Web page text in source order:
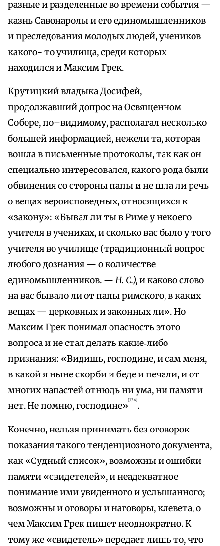
разные и разделенные во времени события —
казнь Савонаролы и его единомышленников
и преследования молодых людей, учеников
какого- то училища, среди которых
находился и Максим Грек.
Крутицкий владыка Досифей,
продолжавший допрос на Освященном
Соборе, по–видимому, располагал несколько
большей информацией, нежели та, которая
вошла в письменные протоколы, так как он
специально интересовался, какого рода были
обвинения со стороны папы и не шла ли речь
о вещах вероисповедных, относящихся к
«закону»: «Бывал ли ты в Риме у некоего
учителя в учениках, и сколько вас было у того
учителя во училище (традиционный вопрос
любого дознания — о количестве
единомышленников. — Н. С.), и каково слово
на вас бывало ли от папы римского, в каких
вещах — церковных и законных ли». Но
Максим Грек понимал опасность этого
вопроса и не стал делать какие‑либо
признания: «Видишь, господине, и сам меня,
в какой я ныне скорби и беде и печали, и от
многих напастей отнюдь ни ума, ни памяти
нет. Не помню, господине»
{134}
.
Конечно, нельзя принимать без оговорок
показания такого тенденциозного документа,
как «Судный список», возможны и ошибки
памяти «свидетелей», и неадекватное
понимание ими увиденного и услышанного;
возможны и оговоры и наговоры, клевета, о
чем Максим Грек пишет неоднократно. К
тому же «свидетель» передает лишь то, что